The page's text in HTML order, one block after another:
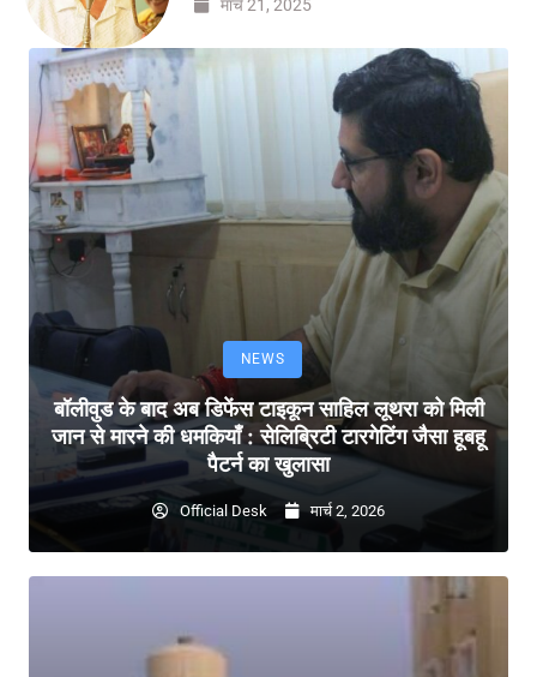
मार्च 21, 2025
NEWS
बॉलीवुड के बाद अब डिफेंस टाइकून साहिल लूथरा को मिली
जान से मारने की धमकियाँ : सेलिब्रिटी टारगेटिंग जैसा हूबहू
पैटर्न का खुलासा
Official Desk मार्च 2, 2026